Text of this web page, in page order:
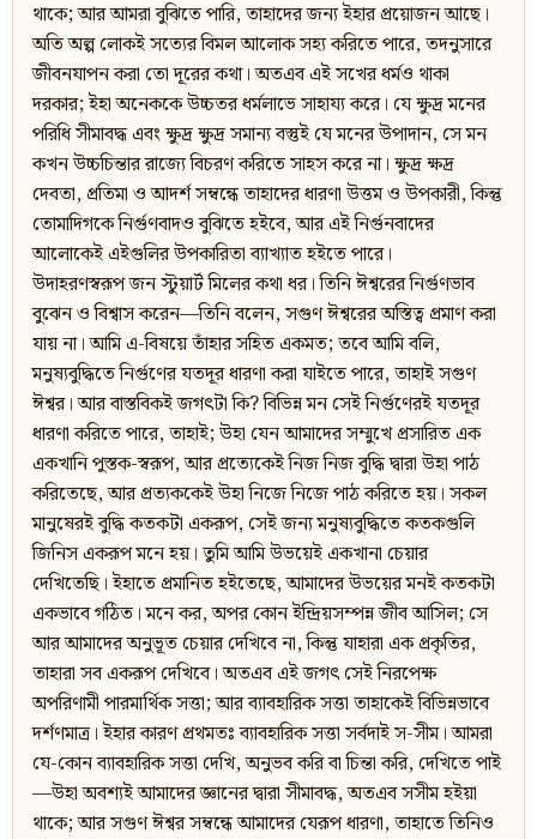
থাকে; আর আমরা বুঝিতে পারি, তাহাদের জন্য ইহার প্রয়োজন আছে।
অতি অল্প লোকই সত্যের বিমল আলোক সহ্য করিতে পারে, তদনুসারে
জীবনযাপন করা তো দূরের কথা। অতএব এই সখের ধর্মও থাকা
দরকার; ইহা অনেককে উচ্চতর ধর্মলাভে সাহায্য করে। যে ক্ষুদ্র মনের
পরিধি সীমাবদ্ধ এবং ক্ষুদ্র ক্ষুদ্র সমান্য বস্তুই যে মনের উপাদান, সে মন
কখন উচ্চচিন্তার রাজ্যে বিচরণ করিতে সাহস করে না। ক্ষুদ্র ক্ষদ্র
দেবতা, প্রতিমা ও আদর্শ সম্বন্ধে তাহাদের ধারণা উত্তম ও উপকারী, কিন্তু
তোমাদিগকে নির্গুণবাদও বুঝিতে হইবে, আর এই নির্গুনবাদের
আলোকেই এইগুলির উপকারিতা ব্যাখ্যাত হইতে পারে।
উদাহরণস্বরূপ জন স্টুয়ার্ট মিলের কথা ধর। তিনি ঈশ্বরের নির্গুণভাব
বুঝেন ও বিশ্বাস করেন—তিনি বলেন, সগুণ ঈশ্বরের অস্তিত্ব প্রমাণ করা
যায় না। আমি এ-বিষয়ে তাঁহার সহিত একমত; তবে আমি বলি,
মনুষ্যবুদ্ধিতে নির্গুণের যতদূর ধারণা করা যাইতে পারে, তাহাই সগুণ
ঈশ্বর। আর বাস্তবিকই জগৎটা কি? বিভিন্ন মন সেই নির্গুণেরই যতদূর
ধারণা করিতে পারে, তাহাই; উহা যেন আমাদের সম্মুখে প্রসারিত এক
একখানি পুস্তক-স্বরূপ, আর প্রত্যেকেই নিজ নিজ বুদ্ধি দ্বারা উহা পাঠ
করিতেছে, আর প্রত্যককেই উহা নিজে নিজে পাঠ করিতে হয়। সকল
মানুষেরই বুদ্ধি কতকটা একরূপ, সেই জন্য মনুষ্যবুদ্ধিতে কতকগুলি
জিনিস একরূপ মনে হয়। তুমি আমি উভয়েই একখানা চেয়ার
দেখিতেছি। ইহাতে প্রমানিত হইতেছে, আমাদের উভয়ের মনই কতকটা
একভাবে গঠিত। মনে কর, অপর কোন ইন্দ্রিয়সম্পন্ন জীব আসিল; সে
আর আমাদের অনুভূত চেয়ার দেখিবে না, কিন্তু যাহারা এক প্রকৃতির,
তাহারা সব একরূপ দেখিবে। অতএব এই জগৎ সেই নিরপেক্ষ
অপরিণামী পারমার্থিক সত্তা; আর ব্যাবহারিক সত্তা তাহাকেই বিভিন্নভাবে
দর্শণমাত্র। ইহার কারণ প্রথমতঃ ব্যাবহারিক সত্তা সর্বদাই স-সীম। আমরা
যে-কোন ব্যাবহারিক সত্তা দেখি, অনুভব করি বা চিন্তা করি, দেখিতে পাই
—উহা অবশ্যই আমাদের জ্ঞানের দ্বারা সীমাবদ্ধ, অতএব সসীম হইয়া
থাকে; আর সগুণ ঈশ্বর সম্বন্ধে আমাদের যেরূপ ধারণা, তাহাতে তিনিও